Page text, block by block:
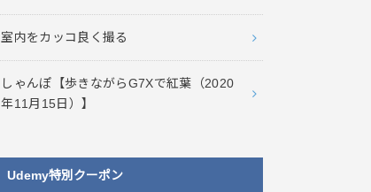
室内をカッコ良く撮る
しゃんぽ【歩きながらG7Xで紅葉（2020
年11月15日）】
Udemy特別クーポン